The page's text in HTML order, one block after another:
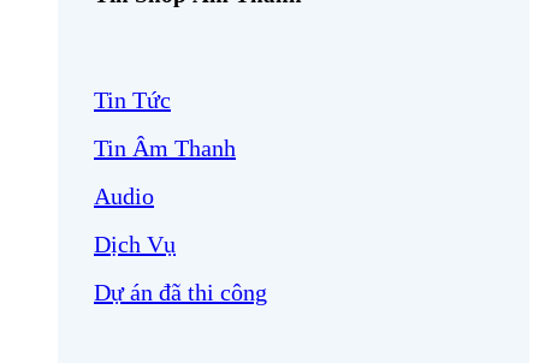
Tin Tức
Tin Âm Thanh
Audio
Dịch Vụ
Dự án đã thi công